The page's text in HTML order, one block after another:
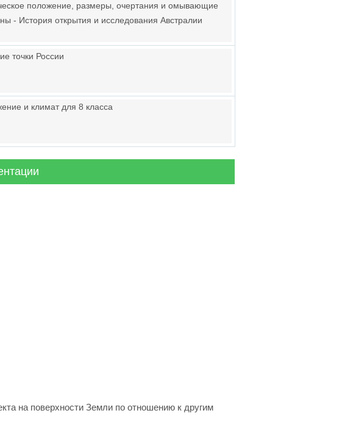
положение, размеры, очертания и омывающие
- История открытия и исследования Австралии
точки России
и климат для 8 класса
на поверхности Земли по отношению к другим